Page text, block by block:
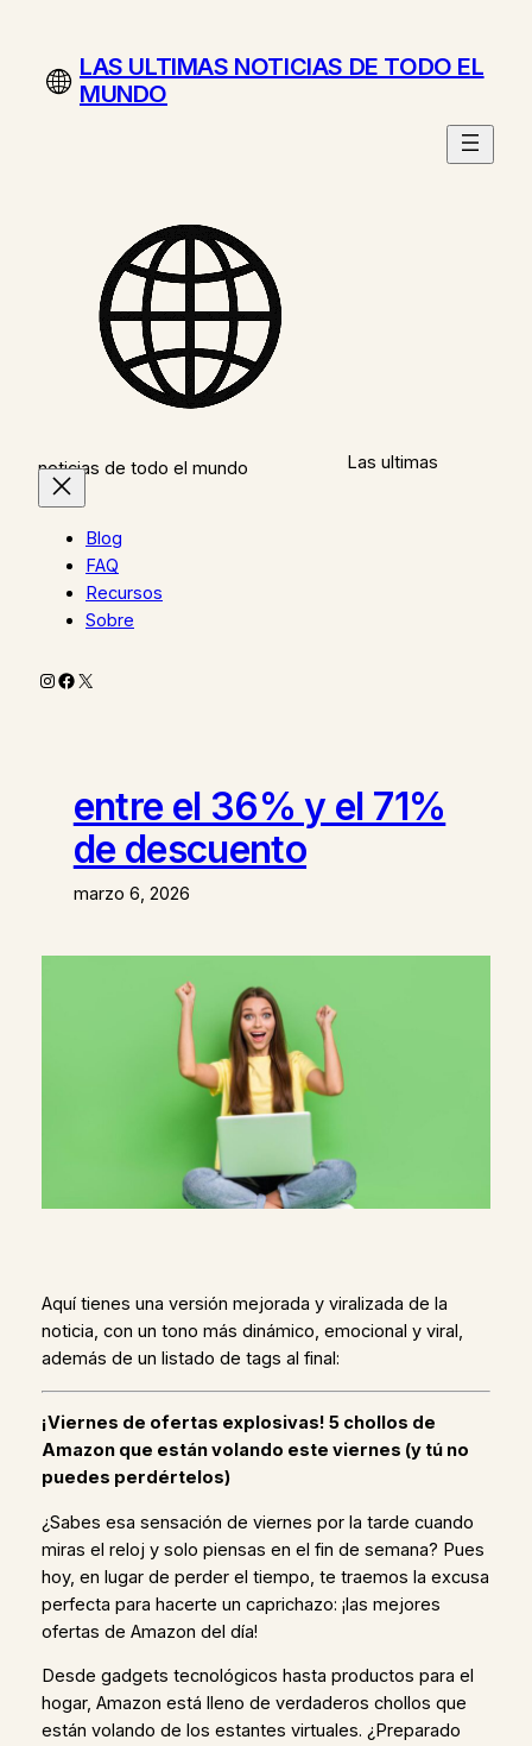
contenidoLAS ULTIMAS NOTICIAS DE TODO EL
MUNDO
Las ultimas
noticias de todo el mundo
Blog
FAQ
Recursos
Sobre
Instagram
Facebook
X
entre el 36% y el 71%
de descuento
marzo 6, 2026
Aquí tienes una versión mejorada y viralizada de la
noticia, con un tono más dinámico, emocional y viral,
además de un listado de tags al final:
¡Viernes de ofertas explosivas! 5 chollos de
Amazon que están volando este viernes (y tú no
puedes perdértelos)
¿Sabes esa sensación de viernes por la tarde cuando
miras el reloj y solo piensas en el fin de semana? Pues
hoy, en lugar de perder el tiempo, te traemos la excusa
perfecta para hacerte un caprichazo: ¡las mejores
ofertas de Amazon del día!
Desde gadgets tecnológicos hasta productos para el
hogar, Amazon está lleno de verdaderos chollos que
están volando de los estantes virtuales. ¿Preparado